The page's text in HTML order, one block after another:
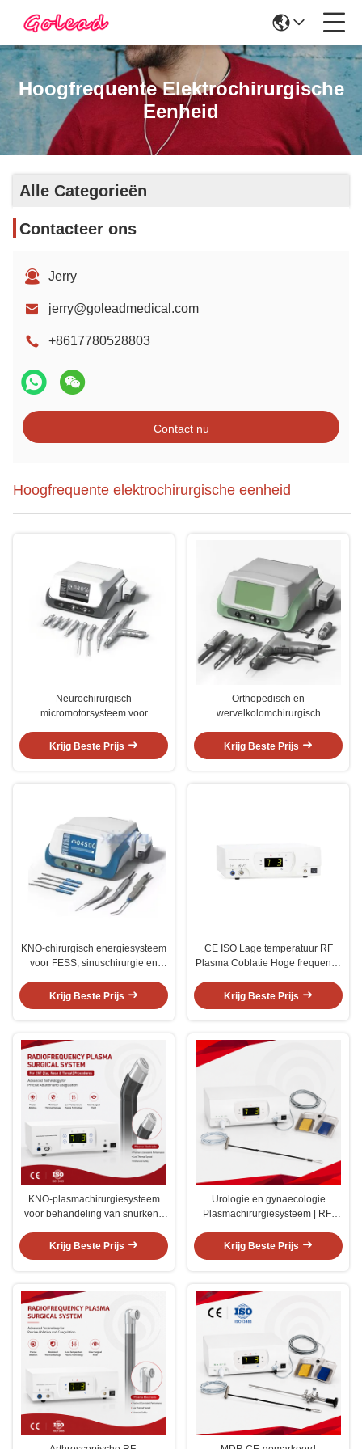
Hoogfrequente Elektrochirurgische
Eenheid
Alle Categorieën
Contacteer ons
Jerry
jerry@goleadmedical.com
+8617780528803
Contact nu
Hoogfrequente elektrochirurgische eenheid
Neurochirurgisch
micromotorsysteem voor
schedelbasischirurgie en
minimaal invasieve
Krijg Beste Prijs
Orthopedisch en
wervelkolomchirurgisch
boren en minimaal invasieve
chirurgie
Krijg Beste Prijs
KNO-chirurgisch energiesysteem
voor FESS, sinuschirurgie en
procedures
Krijg Beste Prijs
CE ISO Lage temperatuur RF
Plasma Coblatie Hoge frequentie
Wervelkolom Urologie
Gynaecologie
Krijg Beste Prijs
KNO-plasmachirurgiesysteem
voor behandeling van snurken |
temperaturen met
Krijg Beste Prijs
Urologie en gynaecologie
Plasmachirurgiesysteem | RF-
wegwerpplasma-elektroden
Krijg Beste Prijs